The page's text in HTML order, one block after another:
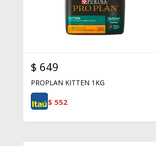
$ 649
PROPLAN KITTEN 1KG
$ 552